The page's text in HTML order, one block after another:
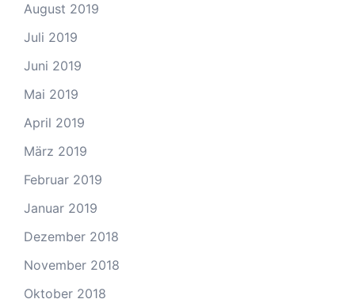
August 2019
Juli 2019
Juni 2019
Mai 2019
April 2019
März 2019
Februar 2019
Januar 2019
Dezember 2018
November 2018
Oktober 2018